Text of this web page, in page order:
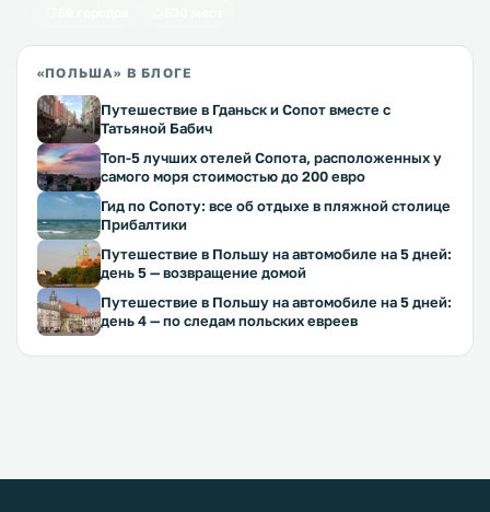
«ПОЛЬША» В БЛОГЕ
Путешествие в Гданьск и Сопот вместе с
Татьяной Бабич
Топ-5 лучших отелей Сопота, расположенных у
самого моря стоимостью до 200 евро
Гид по Сопоту: все об отдыхе в пляжной столице
Прибалтики
Путешествие в Польшу на автомобиле на 5 дней:
день 5 — возвращение домой
Путешествие в Польшу на автомобиле на 5 дней:
день 4 — по следам польских евреев